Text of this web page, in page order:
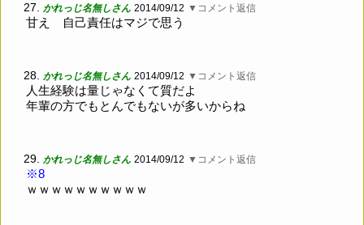
27. かれっじ名無しさん 2014/09/12 ▼コメント返信
甘え 自己責任はマジで思う
28. かれっじ名無しさん 2014/09/12 ▼コメント返信
人生経験は量じゃなくて質だよ
年輩の方でもとんでもないが多いからね
29. かれっじ名無しさん 2014/09/12 ▼コメント返信
※8
ｗｗｗｗｗｗｗｗｗｗ